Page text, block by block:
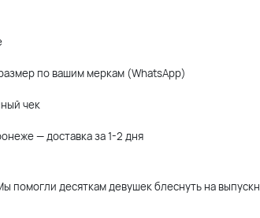
по вашим меркам (WhatsApp)
чек
— доставка за 1-2 дня
десяткам девушек блеснуть на